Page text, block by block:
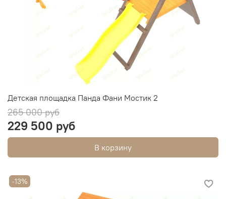
Детская площадка Панда Фани Мостик 2
265 000 руб
229 500 руб
В корзину
-13%